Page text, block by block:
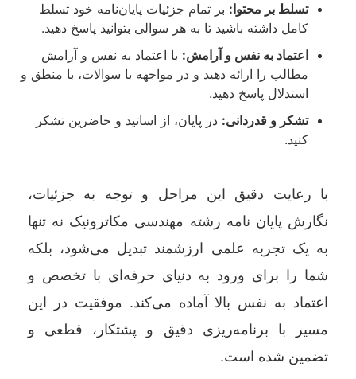
تسلط بر محتوا: بر تمام جزئیات پایان‌نامه خود تسلط
کامل داشته باشید تا به هر سوالی بتوانید پاسخ دهید.
اعتماد به نفس و آرامش: با اعتماد به نفس و آرامش
مطالب را ارائه دهید و در مواجهه با سوالات، با منطق و
استدلال پاسخ دهید.
تشکر و قدردانی: در پایان، از اساتید و حاضرین تشکر
کنید.
با رعایت دقیق این مراحل و توجه به جزئیات،
نگارش پایان نامه رشته مهندسی مکاترونیک نه تنها
به یک تجربه علمی ارزشمند تبدیل می‌شود، بلکه
شما را برای ورود به دنیای حرفه‌ای با تخصص و
اعتماد به نفس بالا آماده می‌کند. موفقیت در این
مسیر با برنامه‌ریزی دقیق و پشتکار، قطعی و
تضمین شده است.